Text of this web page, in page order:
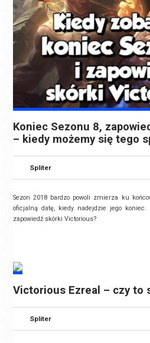
Koniec Sezonu 8,
– kiedy możemy się tego
Spliter
Sezon 2018 bardzo powoli zmierza ku
oficjalną datę, kiedy nadejdzie jego
zapowiedź skórki Victorious?
Victorious Ezreal – czy to
Spliter